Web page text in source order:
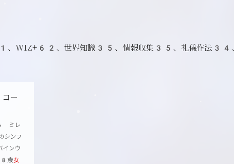
WIZ+62、世界知識35、情報収集35、礼儀作法34
コー
ミレ
シンフ
インウ
歳女